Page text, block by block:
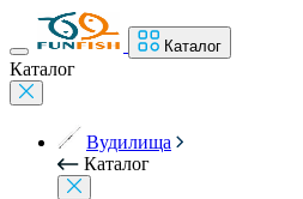
Каталог
Каталог
Вудилища
Каталог